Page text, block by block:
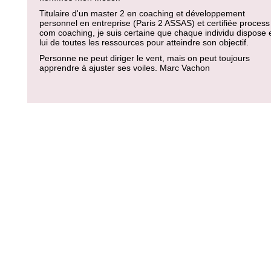
Titulaire d'un master 2 en coaching et développement
personnel en entreprise (Paris 2 ASSAS) et certifiée process
com coaching, je suis certaine que chaque individu dispose
lui de toutes les ressources pour atteindre son objectif.
Personne ne peut diriger le vent, mais on peut toujours
apprendre à ajuster ses voiles. Marc Vachon